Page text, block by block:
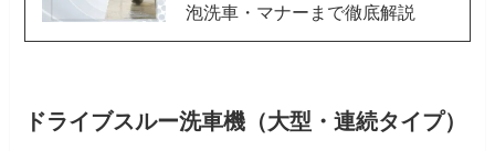
泡洗車・マナーまで徹底解説
ドライブスルー洗車機（大型・連続タイプ）